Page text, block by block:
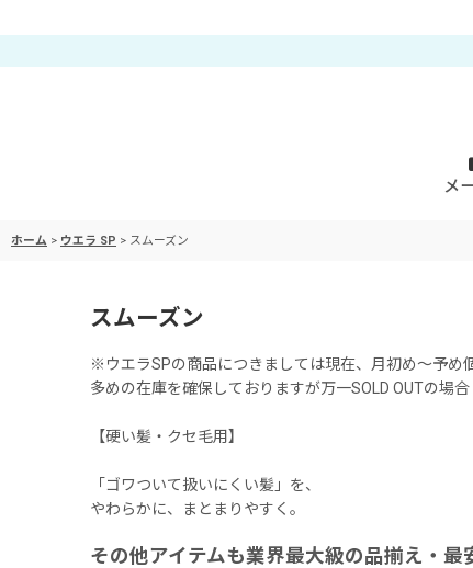
メ
ホーム > ウエラ SP > スムーズン
スムーズン
※ウエラSPの商品につきましては現在、月初め〜予め
多めの在庫を確保しておりますが万一SOLD OUTの場
【硬い髪・クセ毛用】
「ゴワついて扱いにくい髪」を、
やわらかに、まとまりやすく。
その他アイテムも業界最大級の品揃え・